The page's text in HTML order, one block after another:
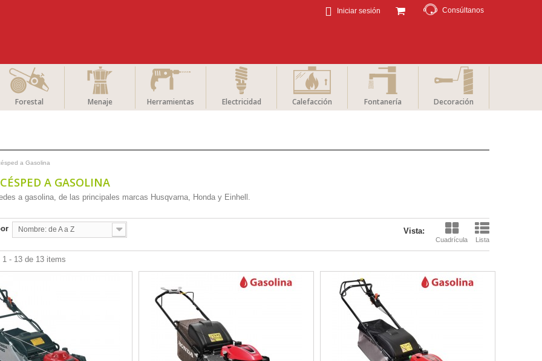
Consúltanos
Iniciar sesión
Forestal Menaje Herramientas Electricidad Calefacción Fontanería Decoración
a Gasolina
A GASOLINA
a gasolina, de las principales marcas Husqvarna, Honda y Einhell.
Vista:
Cuadrícula Lista
Nombre: de A a Z
1 - 13 de 13 items